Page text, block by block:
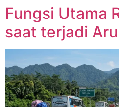
Fungsi Utama
saat terjadi